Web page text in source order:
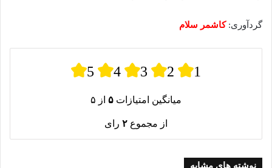
گردآوری:کاشمر سلام
5 4 3 2 1
میانگین امتیازات ۵ از ۵
از مجموع ۲ رای
نوشته های مشابه